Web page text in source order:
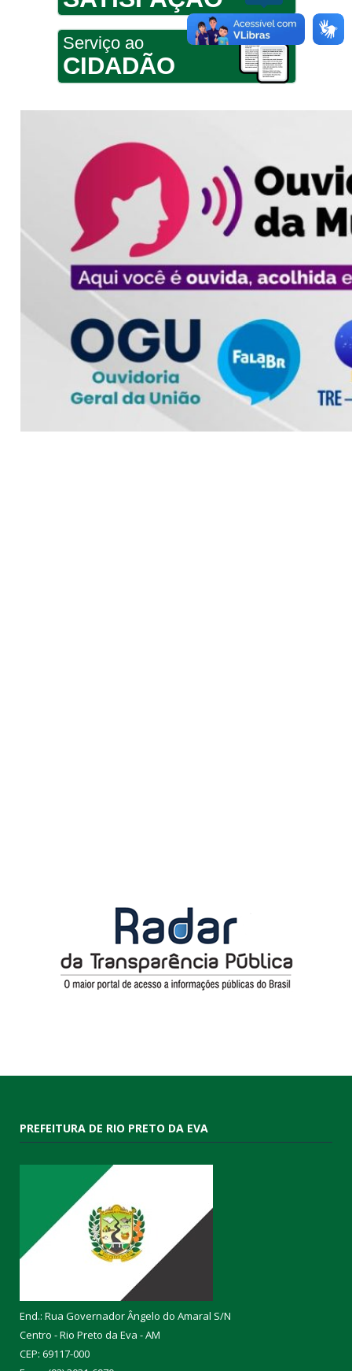
Serviço ao
CIDADÃO
PREFEITURA DE RIO PRETO DA EVA
End.: Rua Governador Ângelo do Amaral S/N
Centro - Rio Preto da Eva - AM
CEP: 69117-000